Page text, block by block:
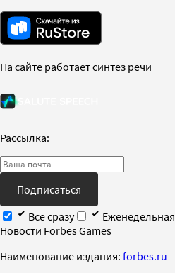
На сайте работает синтез речи
Рассылка:
Подписаться
Все сразу
Еженедельная
Новости Forbes Games
Наименование издания: forbes.ru